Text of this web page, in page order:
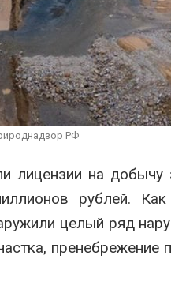
РФ
лицензии на добычу
рублей.
целый ряд
пренебрежение
из-за противопожарной
Названы ведущие
экологические НКО
России по итогам 2025
года
сразу несколько
экстремальными